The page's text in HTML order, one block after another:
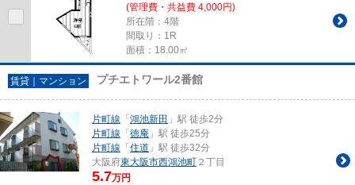
(管理費・共益費 4,000円)
所在階：4階
間取り：1R
面積：18.00㎡
賃貸｜マンション プチエトワール2番館
片町線 「 鴻池新田 」駅 徒歩2分
片町線 「 徳庵 」駅 徒歩25分
片町線 「 住道 」駅 徒歩32分
大阪府東大阪市西鴻池町 ２丁目
5.7万円